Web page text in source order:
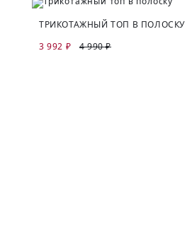
ТРИКОТАЖНЫЙ ТОП В ПОЛОСКУ
3 992 ₽
4 990 ₽